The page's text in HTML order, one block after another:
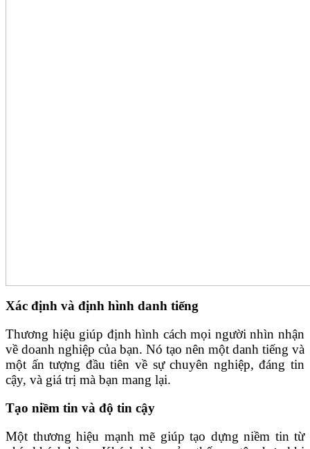
Xác định và định hình danh tiếng
Thương hiệu giúp định hình cách mọi người nhìn nhận
về doanh nghiệp của bạn. Nó tạo nên một danh tiếng và
một ấn tượng đầu tiên về sự chuyên nghiệp, đáng tin
cậy, và giá trị mà bạn mang lại.
Tạo niềm tin và độ tin cậy
Một thương hiệu mạnh mẽ giúp tạo dựng niềm tin từ